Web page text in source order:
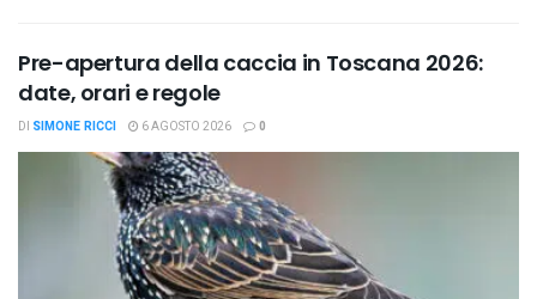
Pre-apertura della caccia in Toscana 2026:
date, orari e regole
DI SIMONE RICCI 6 AGOSTO 2026 0